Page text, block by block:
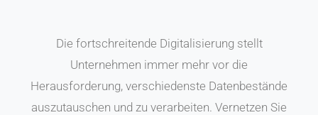
Die fortschreitende Digitalisierung stellt
Unternehmen immer mehr vor die
Herausforderung, verschiedenste Datenbestände
auszutauschen und zu verarbeiten. Vernetzen Sie